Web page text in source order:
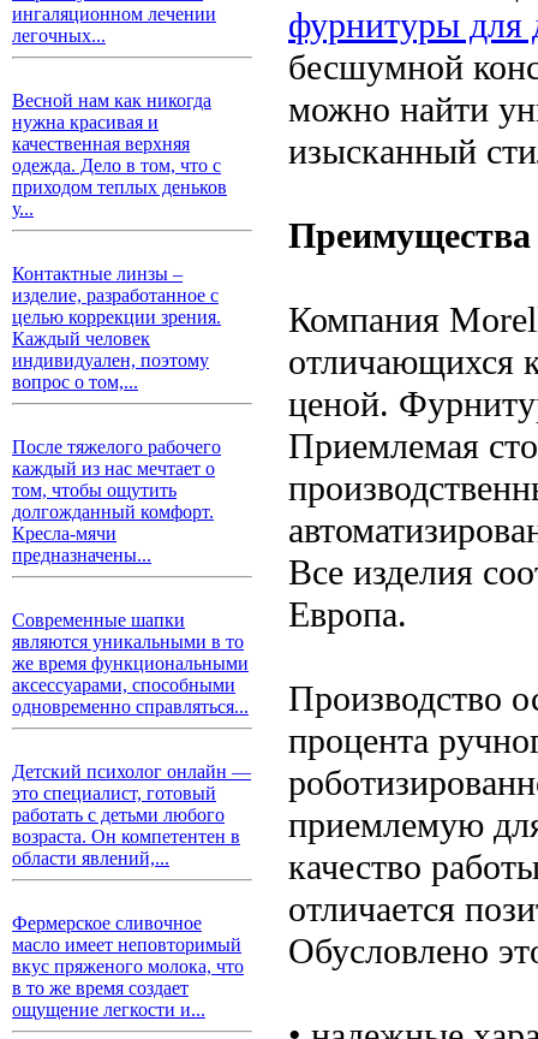
ингаляционном лечении
легочных...
Весной нам как никогда
нужна красивая и
качественная верхняя
одежда. Дело в том, что с
приходом теплых деньков
у...
Контактные линзы –
изделие, разработанное с
целью коррекции зрения.
Каждый человек
индивидуален, поэтому
вопрос о том,...
После тяжелого рабочего
каждый из нас мечтает о
том, чтобы ощутить
долгожданный комфорт.
Кресла-мячи
предназначены...
Современные шапки
являются уникальными в то
же время функциональными
аксессуарами, способными
одновременно справляться...
Детский психолог онлайн —
это специалист, готовый
работать с детьми любого
возраста. Он компетентен в
области явлений,...
Фермерское сливочное
масло имеет неповторимый
вкус пряженого молока, что
в то же время создает
ощущение легкости и...
фурнитуры для
бесшумной
можно найти
изысканный
Компания
отличающихся
ценой.
Приемлемая
Все изделия
Европа.
Производство
процента
приемлемую
качество
отличается
Обусловлено